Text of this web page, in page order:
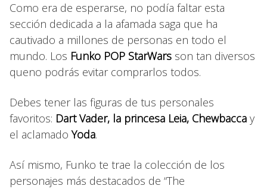
Como era de esperarse, no podía faltar esta
sección dedicada a la afamada saga que ha
cautivado a millones de personas en todo el
mundo. Los Funko POP StarWars son tan diversos
queno podrás evitar comprarlos todos.
Debes tener las figuras de tus personales
favoritos: Dart Vader, la princesa Leia, Chewbacca y
el aclamadoYoda.
Así mismo, Funko te trae la colección de los
personajes más destacados de “The